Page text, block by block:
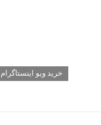
خرید ویو اینستاگرام